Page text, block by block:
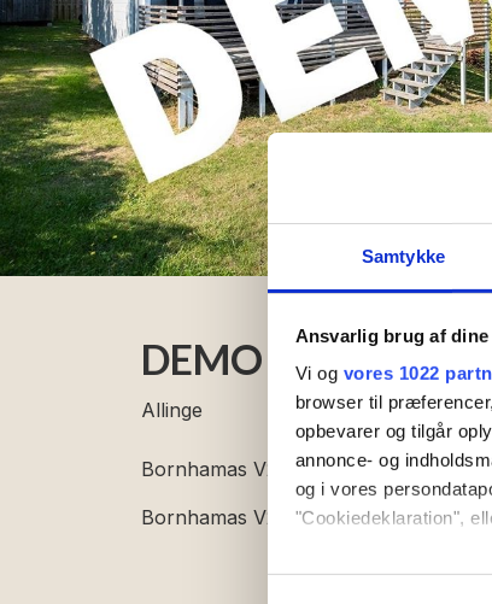
Samtykke
Ansvarlig brug af dine
Vi og vores 1022
browser til
opbevarer og tilgår
annonce- og
og i vores
"Cookiedeklaration",
Hvis du tillader det, vil
DEMO -
Allinge
Bornhamas V2
Bornhamas V2